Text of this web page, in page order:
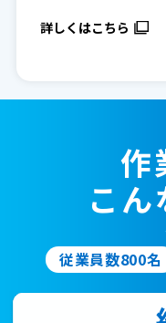
詳しくはこちら
作
こん
従業員数800名